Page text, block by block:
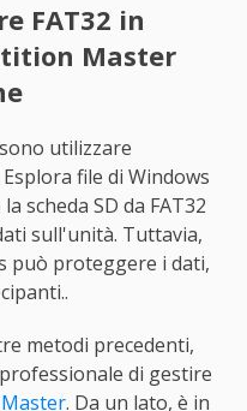
FAT32 in
Master
utilizzare
file di Windows
scheda SD da FAT32
sull'unità. Tuttavia,
può proteggere i dati,
metodi precedenti,
di gestire
. Da un lato, è in